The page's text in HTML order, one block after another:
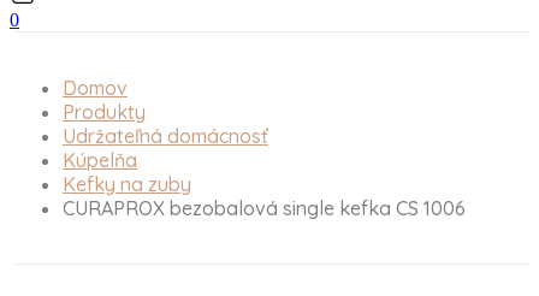
0
Domov
Produkty
Udržateľná domácnosť
Kúpelňa
Kefky na zuby
CURAPROX bezobalová single kefka CS 1006